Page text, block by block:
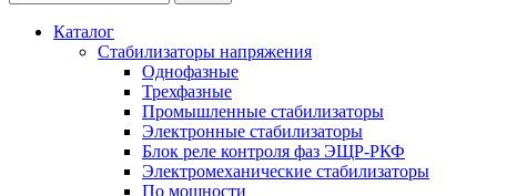
Каталог
Стабилизаторы напряжения
Однофазные
Трехфазные
Промышленные стабилизаторы
Электронные стабилизаторы
Блок реле контроля фаз ЭЩР-РКФ
Электромеханические стабилизаторы
По мощности